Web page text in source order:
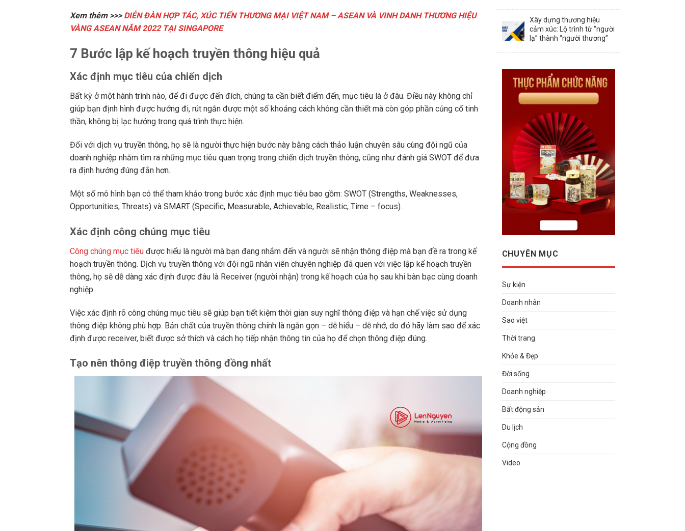
Xem thêm >>> DIỄN ĐÀN HỢP TÁC, XÚC TIẾN THƯƠNG MẠI VIỆT NAM – ASEAN VÀ VINH DANH THƯƠNG HIỆU
VÀNG ASEAN NĂM 2022 TẠI SINGAPORE
7 Bước lập kế hoạch truyền thông hiệu quả
Xác định mục tiêu của chiến dịch
Bất kỳ ở một hành trình nào, để đi được đến đích, chúng ta cần biết điểm đến, mục tiêu là ở đâu. Điều này không chỉ
giúp bạn định hình được hướng đi, rút ngắn được một số khoảng cách không cần thiết mà còn góp phần củng cố tinh
thần, không bị lạc hướng trong quá trình thực hiện.
Đối với dịch vụ truyền thông, họ sẽ là người thực hiện bước này bằng cách thảo luận chuyên sâu cùng đội ngũ của
doanh nghiệp nhằm tìm ra những mục tiêu quan trọng trong chiến dịch truyền thông, cũng như đánh giá SWOT để đưa
ra định hướng đúng đắn hơn.
Một số mô hình bạn có thể tham khảo trong bước xác định mục tiêu bao gồm: SWOT (Strengths, Weaknesses,
Opportunities, Threats) và SMART (Specific, Measurable, Achievable, Realistic, Time – focus).
Xác định công chúng mục tiêu
Công chúng mục tiêu được hiểu là người mà bạn đang nhắm đến và người sẽ nhận thông điệp mà bạn đề ra trong kế
hoạch truyền thông. Dịch vụ truyền thông với đội ngũ nhân viên chuyên nghiệp đã quen với việc lập kế hoạch truyền
thông, họ sẽ dễ dàng xác định được đâu là Receiver (người nhận) trong kế hoạch của họ sau khi bàn bạc cùng doanh
nghiệp.
Việc xác định rõ công chúng mục tiêu sẽ giúp bạn tiết kiệm thời gian suy nghĩ thông điệp và hạn chế việc sử dụng
thông điệp không phù hợp. Bản chất của truyền thông chính là ngắn gọn – dễ hiểu – dễ nhớ, do đó hãy làm sao để xác
định được receiver, biết được sở thích và cách họ tiếp nhận thông tin của họ để chọn thông điệp đúng.
Tạo nên thông điệp truyền thông đồng nhất
Xây dựng thương hiệu
cảm xúc: Lộ trình từ “người
lạ” thành “người thương”
CHUYÊN MỤC
Sự kiện
Doanh nhân
Sao việt
Thời trang
Khỏe & Đẹp
Đời sống
Doanh nghiệp
Bất động sản
Du lịch
Cộng đồng
Video